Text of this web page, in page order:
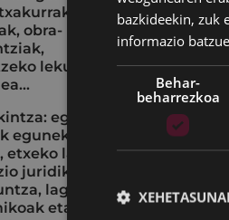
istripu-
obra-
lekuak
egoitza-
eguneko
etxeko laguntza,
juridikoa,
laguntza
eta
bazkideekin, zuk
informazio
Behar-
beharrezkoa